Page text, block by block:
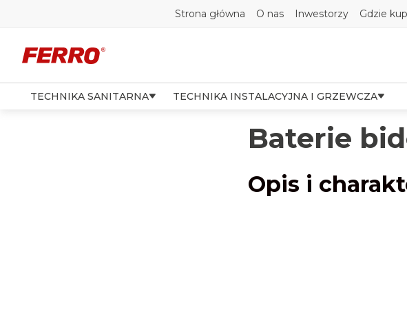
Strona główna O nas Inwestorzy Gdzie
TECHNIKA SANITARNA TECHNIKA INSTALACYJNA I GRZEWCZA
Baterie
Opis i